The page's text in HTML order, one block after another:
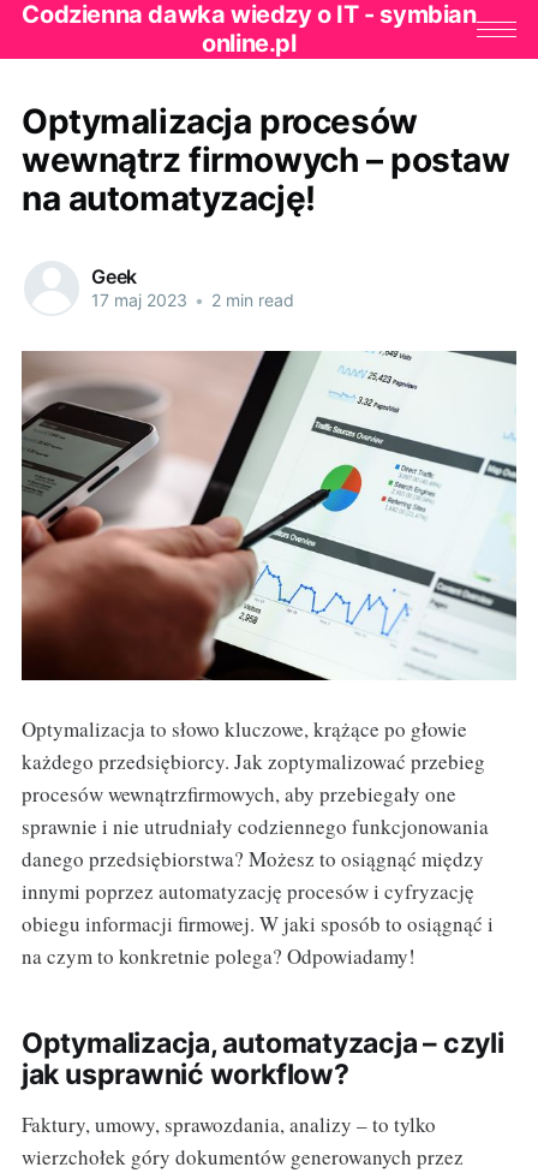
Codzienna dawka wiedzy o IT - symbian
online.pl
Optymalizacja procesów
wewnątrz firmowych – postaw
na automatyzację!
Geek
17 maj 2023 • 2 min read
Optymalizacja to słowo kluczowe, krążące po głowie
każdego przedsiębiorcy. Jak zoptymalizować przebieg
procesów wewnątrzfirmowych, aby przebiegały one
sprawnie i nie utrudniały codziennego funkcjonowania
danego przedsiębiorstwa? Możesz to osiągnąć między
innymi poprzez automatyzację procesów i cyfryzację
obiegu informacji firmowej. W jaki sposób to osiągnąć i
na czym to konkretnie polega? Odpowiadamy!
Optymalizacja, automatyzacja – czyli
jak usprawnić workflow?
Faktury, umowy, sprawozdania, analizy – to tylko
wierzchołek góry dokumentów generowanych przez